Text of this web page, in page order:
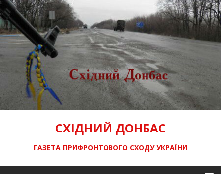
СХІДНИЙ ДОНБАС
ГАЗЕТА ПРИФРОНТОВОГО СХОДУ УКРАЇНИ